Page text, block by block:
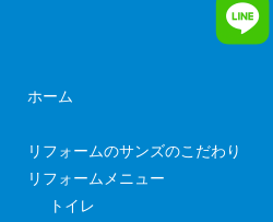
ホーム
リフォームのサンズのこだわり
リフォームメニュー
トイレ